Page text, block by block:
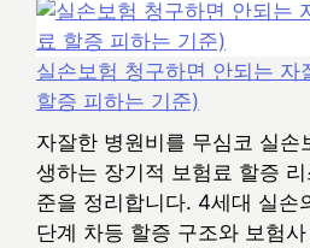
실손보험 청구하면 안되는 자
할증 피하는 기준)
자잘한 병원비를 무심코 실손
생하는 장기적 보험료 할증
준을 정리합니다. 4세대 실손
단계 차등 할증 구조와 보험